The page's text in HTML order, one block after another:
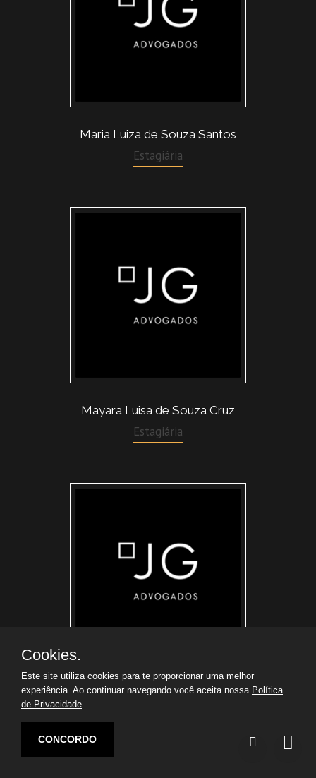
Maria Luiza de Souza Santos
Estagiária
Mayara Luisa de Souza Cruz
Estagiária
Miguel Piccinin Bossolani
Cookies.
Este site utiliza cookies para te proporcionar uma melhor
experiência. Ao continuar navegando você aceita nossa Política
de Privacidade
CONCORDO